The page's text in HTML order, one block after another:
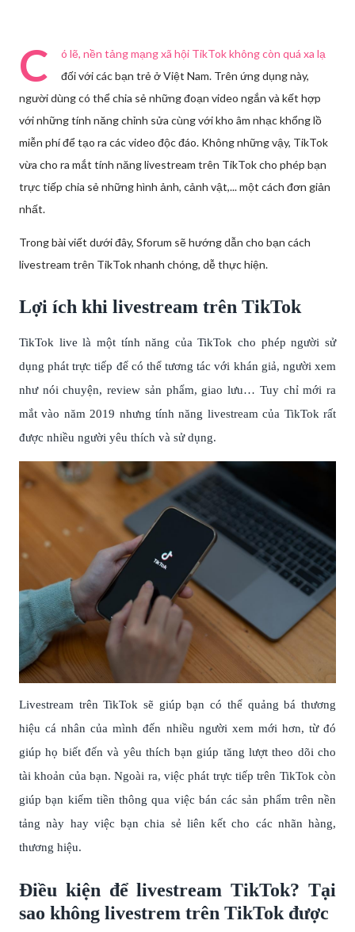
C
ó lẽ, nền tảng mạng xã hội TikTok không còn quá xa lạ
đối với các bạn trẻ ở Việt Nam. Trên ứng dụng này,
người dùng có thể chia sẻ những đoạn video ngắn và kết hợp
với những tính năng chỉnh sửa cùng với kho âm nhạc khổng lồ
miễn phí để tạo ra các video độc đáo. Không những vậy, TikTok
vừa cho ra mắt tính năng livestream trên TikTok cho phép bạn
trực tiếp chia sẻ những hình ảnh, cảnh vật,... một cách đơn giản
nhất.
Trong bài viết dưới đây, Sforum sẽ hướng dẫn cho bạn cách
livestream trên TikTok nhanh chóng, dễ thực hiện.
Lợi ích khi livestream trên TikTok
TikTok live là một tính năng của TikTok cho phép người sử
dụng phát trực tiếp để có thể tương tác với khán giả, người xem
như nói chuyện, review sản phẩm, giao lưu… Tuy chỉ mới ra
mắt vào năm 2019 nhưng tính năng livestream của TikTok rất
được nhiều người yêu thích và sử dụng.
Livestream trên TikTok sẽ giúp bạn có thể quảng bá thương
hiệu cá nhân của mình đến nhiều người xem mới hơn, từ đó
giúp họ biết đến và yêu thích bạn giúp tăng lượt theo dõi cho
tài khoản của bạn. Ngoài ra, việc phát trực tiếp trên TikTok còn
giúp bạn kiếm tiền thông qua việc bán các sản phẩm trên nền
tảng này hay việc bạn chia sẻ liên kết cho các nhãn hàng,
thương hiệu.
Điều kiện để livestream TikTok? Tại
sao không livestrem trên TikTok được